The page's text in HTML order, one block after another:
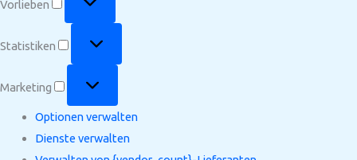
Vorlieben
Statistiken
Marketing
Optionen verwalten
Dienste verwalten